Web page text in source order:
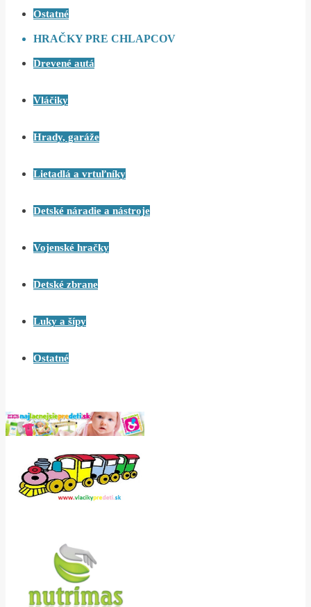
Ostatné
HRAČKY PRE CHLAPCOV
Drevené autá
Vláčiky
Hrady, garáže
Lietadlá a vrtuľníky
Detské náradie a nástroje
Vojenské hračky
Detské zbrane
Luky a šípy
Ostatné